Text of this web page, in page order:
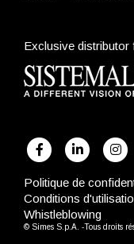
Exclusive distributor
Politique de
Conditions
Whistleblowing
© Simes S.p.A. -Tous droits